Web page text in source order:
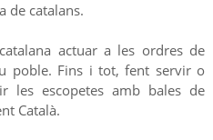
de catalans.
actuar a les ordres de
poble. Fins i tot, fent servir o
les escopetes amb bales de
Català.